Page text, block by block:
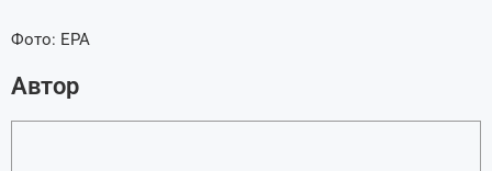
Фото: EPA
Автор